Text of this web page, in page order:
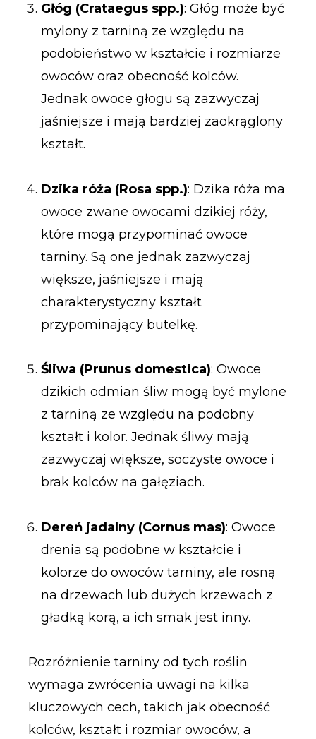
Głóg (Crataegus spp.): Głóg może być
mylony z tarniną ze względu na
podobieństwo w kształcie i rozmiarze
owoców oraz obecność kolców.
Jednak owoce głogu są zazwyczaj
jaśniejsze i mają bardziej zaokrąglony
kształt.
Dzika róża (Rosa spp.): Dzika róża ma
owoce zwane owocami dzikiej róży,
które mogą przypominać owoce
tarniny. Są one jednak zazwyczaj
większe, jaśniejsze i mają
charakterystyczny kształt
przypominający butelkę.
Śliwa (Prunus domestica): Owoce
dzikich odmian śliw mogą być mylone
z tarniną ze względu na podobny
kształt i kolor. Jednak śliwy mają
zazwyczaj większe, soczyste owoce i
brak kolców na gałęziach.
Dereń jadalny (Cornus mas): Owoce
drenia są podobne w kształcie i
kolorze do owoców tarniny, ale rosną
na drzewach lub dużych krzewach z
gładką korą, a ich smak jest inny.
Rozróżnienie tarniny od tych roślin
wymaga zwrócenia uwagi na kilka
kluczowych cech, takich jak obecność
kolców, kształt i rozmiar owoców, a